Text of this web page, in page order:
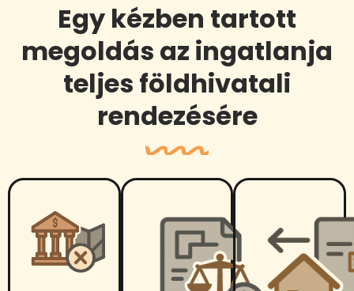
Egy kézben tartott
megoldás az ingatlanja
teljes földhivatali
rendezésére